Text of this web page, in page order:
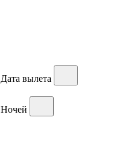
Дата вылета
Ночей